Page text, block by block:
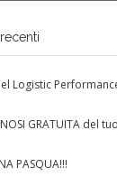
Logistic
GRATUITA del
PASQUA!!!